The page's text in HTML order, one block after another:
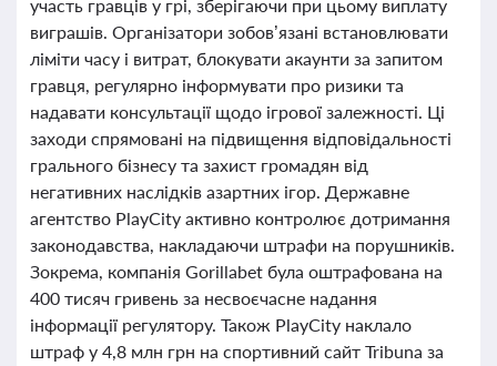
участь гравців у грі, зберігаючи при цьому виплату
виграшів. Організатори зобов’язані встановлювати
ліміти часу і витрат, блокувати акаунти за запитом
гравця, регулярно інформувати про ризики та
надавати консультації щодо ігрової залежності. Ці
заходи спрямовані на підвищення відповідальності
грального бізнесу та захист громадян від
негативних наслідків азартних ігор. Державне
агентство PlayCity активно контролює дотримання
законодавства, накладаючи штрафи на порушників.
Зокрема, компанія Gorillabet була оштрафована на
400 тисяч гривень за несвоєчасне надання
інформації регулятору. Також PlayCity наклало
штраф у 4,8 млн грн на спортивний сайт Tribuna за